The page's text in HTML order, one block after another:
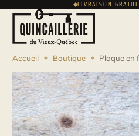
LIVRAISON
ENGLISHUSD
Accueil Boutique Plaque en